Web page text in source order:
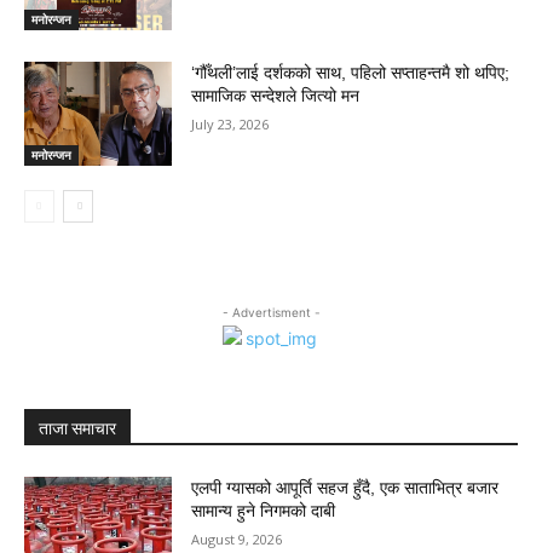
मनोरन्जन
मनोरन्जन
‘गौँथली’लाई दर्शकको साथ, पहिलो सप्ताहन्तमै शो थपिए;
सामाजिक सन्देशले जित्यो मन
July 23, 2026
- Advertisment -
ताजा समाचार
एलपी ग्यासको आपूर्ति सहज हुँदै, एक साताभित्र बजार
सामान्य हुने निगमको दाबी
August 9, 2026